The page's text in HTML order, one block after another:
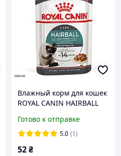
Влажный корм для кошек
ROYAL CANIN HAIRBALL
шерсти кусочки в соусе
85 г
Готово к отправке
5.0 (1)
52₴